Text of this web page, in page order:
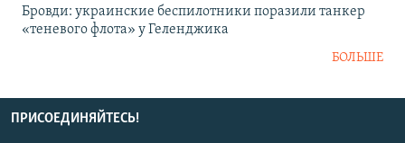
Бровди: украинские беспилотники поразили танкер
«теневого флота» у Геленджика
БОЛЬШЕ
ПРИСОЕДИНЯЙТЕСЬ!